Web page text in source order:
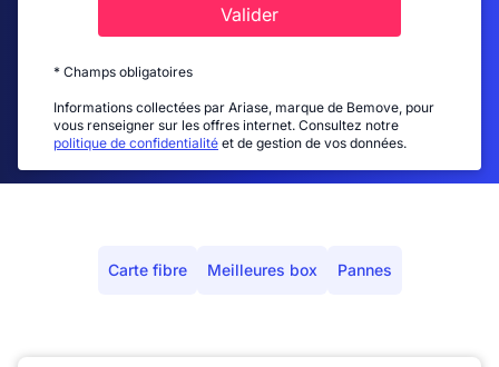
Valider
* Champs obligatoires
Informations collectées par Ariase, marque de Bemove, pour
vous renseigner sur les offres internet. Consultez notre
politique de confidentialité et de gestion de vos données.
Carte fibre Meilleures box Pannes